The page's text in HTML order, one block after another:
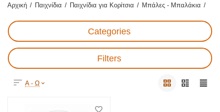
Αρχική / Παιχνίδια / Παιχνίδια για Κορίτσια / Μπάλες - Μπαλάκια /
Categories
Filters
Α - Ω